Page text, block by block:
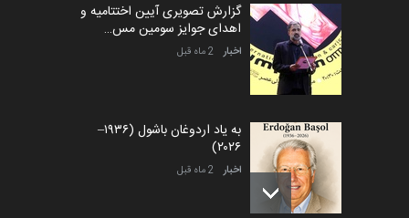
گزارش تصویری آیین اختتامیه و
اهدای جوایز سومین مس…
اخبار 2 ماه قبل
به یاد اردوغان باشول (۱۹۳۶–
۲۰۲۶)
اخبار 2 ماه قبل